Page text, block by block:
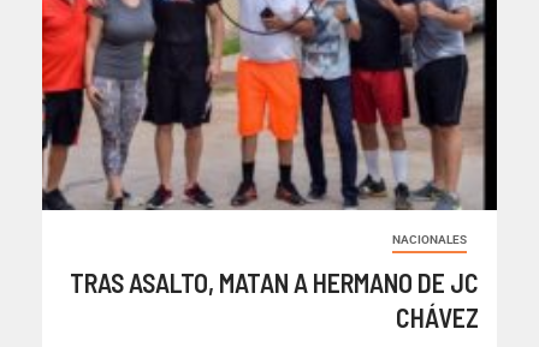
NACIONALES
TRAS ASALTO, MATAN A HERMANO DE JC
CHÁVEZ